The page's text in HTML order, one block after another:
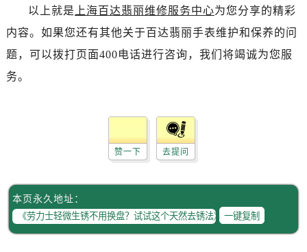
以上就是 上海百达翡丽维修服务中心为您分享的精彩
内容。如果您还有其他关于百达翡丽手表维护和保养的问
题，可以拨打页面400电话进行咨询，我们将竭诚为您服
务。
赞一下 去提问
本页永久地址：
一键复制